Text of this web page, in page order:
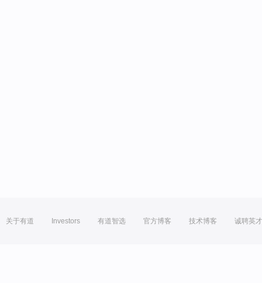
关于有道 Investors 有道智选 官方博客 技术博客 诚聘英才